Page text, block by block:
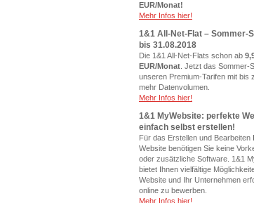
EUR/Monat!
Mehr Infos hier!
1&1 All-Net-Flat – Sommer-
bis 31.08.2018
Die 1&1 All-Net-Flats schon ab
EUR/Monat . Jetzt das Sommer-
unseren Premium-Tarifen mit bis
mehr Datenvolumen.
Mehr Infos hier!
1&1 MyWebsite: perfekte
einfach selbst erstellen!
Für das Erstellen und Bearbeiten
Website benötigen Sie keine
oder zusätzliche Software. 1&1
bietet Ihnen vielfältige
Website und Ihr Unternehmen
online zu bewerben.
Mehr Infos hier!